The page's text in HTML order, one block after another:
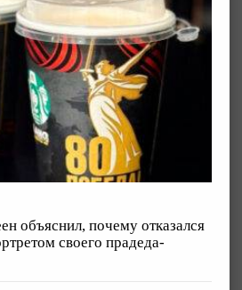
объяснил, почему отказался
своего прадеда-